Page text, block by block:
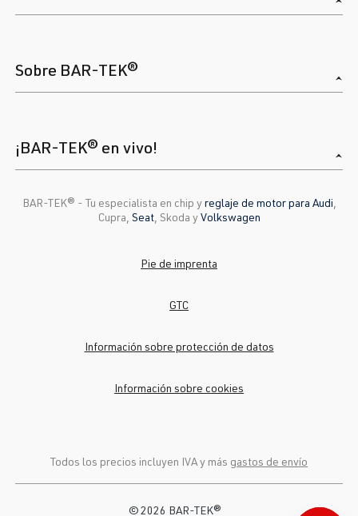
Sobre BAR-TEK®
¡BAR-TEK® en vivo!
BAR-TEK®️ - Tu especialista en chip yreglaje de motor para Audi
Cupra, Seat, Skoda yVolkswagen
Todos los precios incluyen IVA y más gastos de envío
Pie de imprenta
GTC
Información sobre protección de datos
Información sobre cookies
© 2026 BAR-TEK®